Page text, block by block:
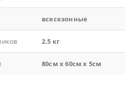
всесезонные
2.5 кг
80см x 60см x 5см